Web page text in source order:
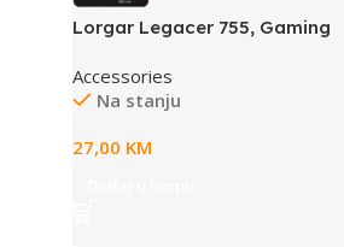
Lorgar Legacer 755, Gaming
surface, Purple anti-slip rubber
base, size: 500mm x 420mm x
Accessories
Na stanju
27,00 KM